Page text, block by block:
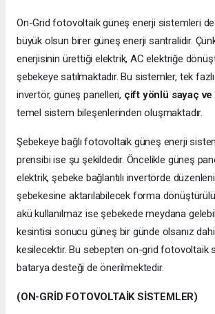
On-Grid fotovoltaik güneş enerji sistemleri
büyük olsun birer güneş enerji santralidir.
enerjisinin ürettiği elektrik, AC elektriğe
şebekeye satılmaktadır. Bu sistemler, tek
invertör, güneş panelleri, çift yönlü sayaç
temel sistem bileşenlerinden oluşmaktadır.
Şebekeye bağlı fotovoltaik güneş enerji
prensibi ise şu şekildedir. Öncelikle güneş
elektrik, şebeke bağlantılı invertörde
şebekesine aktarılabilecek forma
akü kullanılmaz ise şebekede meydana
kesintisi sonucu güneş bir günde olsanız
kesilecektir. Bu sebepten on-grid fotovoltaik
batarya desteği de önerilmektedir.
(ON-GRİD FOTOVOLTAİK SİSTEMLER)